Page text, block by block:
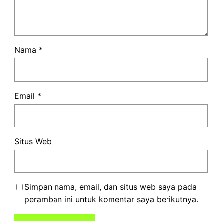
Nama *
Email *
Situs Web
Simpan nama, email, dan situs web saya pada
peramban ini untuk komentar saya berikutnya.